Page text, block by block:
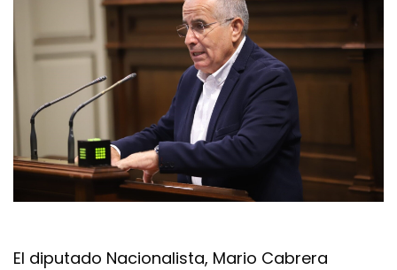
El diputado Nacionalista, Mario Cabrera